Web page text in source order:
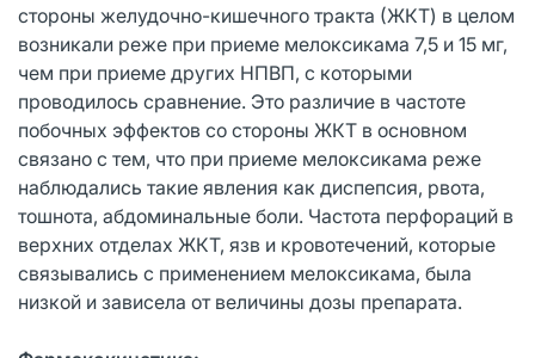
стороны желудочно-кишечного тракта (ЖКТ) в целом
возникали реже при приеме мелоксикама 7,5 и 15 мг,
чем при приеме других НПВП, с которыми
проводилось сравнение. Это различие в частоте
побочных эффектов со стороны ЖКТ в основном
связано с тем, что при приеме мелоксикама реже
наблюдались такие явления как диспепсия, рвота,
тошнота, абдоминальные боли. Частота перфораций в
верхних отделах ЖКТ, язв и кровотечений, которые
связывались с применением мелоксикама, была
низкой и зависела от величины дозы препарата.